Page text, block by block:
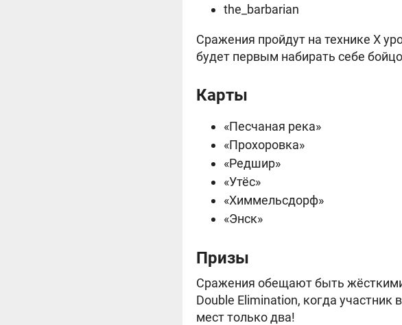
the_barbarian
Сражения пройдут на технике X
будет первым набирать себе
Карты
«Песчаная река»
«Прохоровка»
«Редшир»
«Утёс»
«Химмельсдорф»
«Энск»
Призы
Сражения обещают быть
Double Elimination, когда
мест только два!